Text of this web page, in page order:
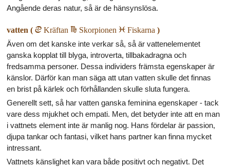
Angående deras natur, så är de hänsynslösa.
vatten ( d Kräftan h Skorpionen l Fiskarna )
Även om det kanske inte verkar så, så är vattenelementet
ganska kopplat till blyga, introverta, tillbakadragna och
fredsamma personer. Dessa individers främsta egenskaper är
känslor. Därför kan man säga att utan vatten skulle det finnas
en brist på kärlek och förhållanden skulle sluta fungera.
Generellt sett, så har vatten ganska feminina egenskaper - tack
vare dess mjukhet och empati. Men, det betyder inte att en man
i vattnets element inte är manlig nog. Hans fördelar är passion,
djupa tankar och fantasi, vilket hans partner kan finna mycket
intressant.
Vattnets känslighet kan vara både positivt och negativt. Det